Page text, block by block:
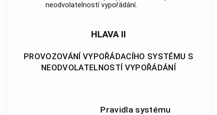
neodvolatelností vypořádání.
HLAVA II
PROVOZOVÁNÍ VYPOŘÁDACÍHO SYSTÉMU S
NEODVOLATELNOSTÍ VYPOŘÁDÁNÍ
Pravidla systému